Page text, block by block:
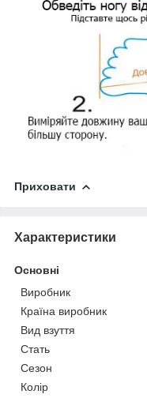
Приховати
Характеристики
Основні
Виробник
Країна виробник
Вид взуття
Стать
Сезон
Колір